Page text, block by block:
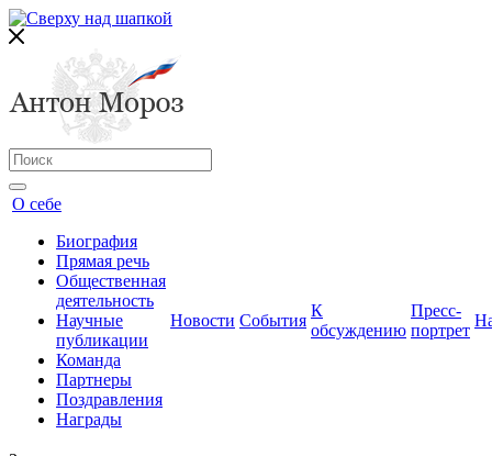
О себе
Биография
Прямая речь
Общественная
деятельность
Научные
публикации
Команда
Партнеры
Поздравления
Награды
Новости События
К
обсуждению
Пресс-
портрет